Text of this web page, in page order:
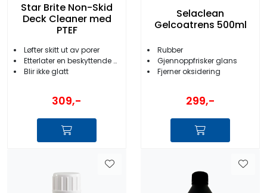
Star Brite Non-Skid
Deck Cleaner med
PTEF
Løfter skitt ut av porer
Etterlater en beskyttende hinne
Blir ikke glatt
309,-
Selaclean
Gelcoatrens 500ml
Rubber
Gjennoppfrisker glans
Fjerner oksidering
299,-